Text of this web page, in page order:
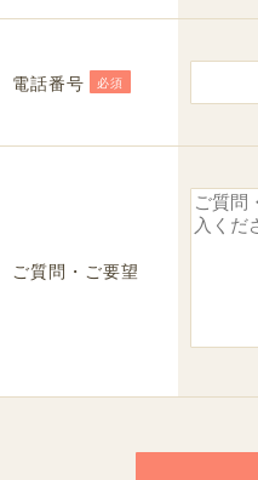
電話番号 必須
ご質問・ご要望